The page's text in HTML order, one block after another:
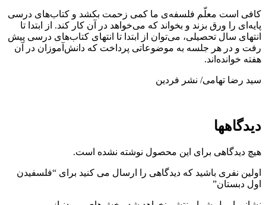
کافی است معلّم فلسفه‌ی ما کمی زحمت بکشد و کتاب‌های درسی
پایه‌ای را ورق بزند و بخواند که می‌خواهد در آن کار کند. از ابتدا تا
انتهای سال تحصیلی، می‌توان از ابتدا تا انتهای کتاب‌های درسی پیش
رفت و در هر جلسه به موضوعاتی پرداخت که دانش‌آموزان در آن
هفته خوانده‌اند.
سید رضا تهامی/ نشر فردین
دیدگاهها
هیچ دیدگاهی برای این محصول نوشته نشده است.
اولین نفری باشید که دیدگاهی را ارسال می کنید برای “فلسفیدن
اول دبستان”